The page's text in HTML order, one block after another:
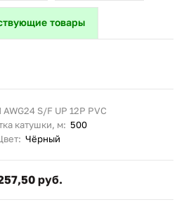
товары
AWG24 S/F UP 12P PVC
катушки, м: 500
Чёрный
руб.